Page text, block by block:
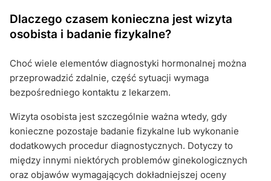
Dlaczego czasem konieczna jest wizyta
osobista i badanie fizykalne?
Choć wiele elementów diagnostyki hormonalnej można
przeprowadzić zdalnie, część sytuacji wymaga
bezpośredniego kontaktu z lekarzem.
Wizyta osobista jest szczególnie ważna wtedy, gdy
konieczne pozostaje badanie fizykalne lub wykonanie
dodatkowych procedur diagnostycznych. Dotyczy to
między innymi niektórych problemów ginekologicznych
oraz objawów wymagających dokładniejszej oceny